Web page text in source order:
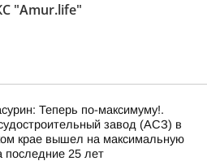
"Аmur.life"
Теперь по-максимуму!.
завод (АСЗ) в
крае вышел на максимальную
последние 25 лет